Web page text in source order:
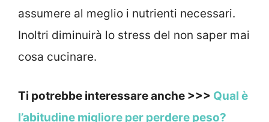
assumere al meglio i nutrienti necessari.
Inoltri diminuirà lo stress del non saper mai
cosa cucinare.
Ti potrebbe interessare anche >>> Qual è
l’abitudine migliore per perdere peso?